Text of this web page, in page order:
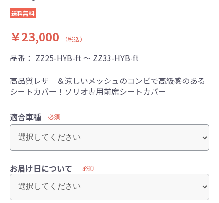
送料無料
￥23,000 （税込）
品番： ZZ25-HYB-ft ～ ZZ33-HYB-ft
高品質レザー＆涼しいメッシュのコンビで高級感のある
シートカバー！ソリオ専用前席シートカバー
適合車種 必須
お届け日について 必須